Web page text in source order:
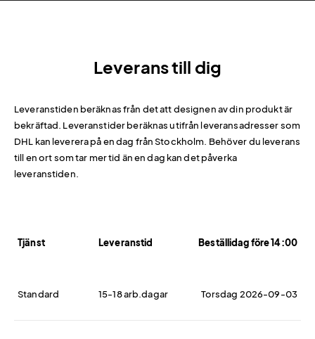
Leverans till dig
Leveranstiden beräknas från det att designen av din produkt är
bekräftad. Leveranstider beräknas utifrån leveransadresser som
DHL kan leverera på en dag från Stockholm. Behöver du leverans
till en ort som tar mer tid än en dag kan det påverka
leveranstiden.
Tjänst Leveranstid Beställidag före 14:00
Standard 15-18 arb.dagar Torsdag 2026-09-03